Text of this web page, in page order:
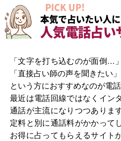
PICK UP!
本気で占いたい人
人気電話占
「文字を打ち込むのが面倒…
「直接占い師の声を聞きたい」
という方におすすめなのが電話
最近は電話回線ではなくイン
通話が主流になりつつありま
定料と別に通話料がかかって
お得に占ってもらえるサイト